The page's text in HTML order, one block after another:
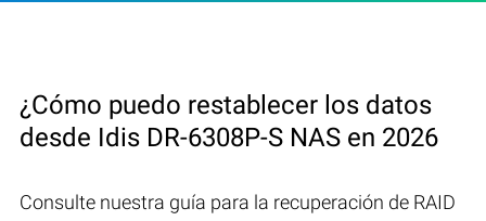
¿Cómo puedo restablecer los datos
desde Idis DR-6308P-S NAS en 2026
Consulte nuestra guía para la recuperación de RAID